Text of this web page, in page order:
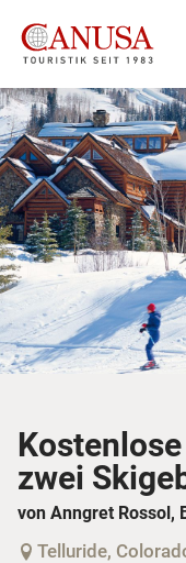
Reiseziele
Reisearten
Inspiration
Service
zwei
von Anngret Rossol,
Telluride,